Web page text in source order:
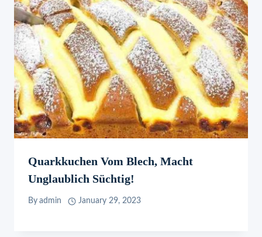
Quarkkuchen Vom Blech, Macht
Unglaublich Süchtig!
By admin January 29, 2023